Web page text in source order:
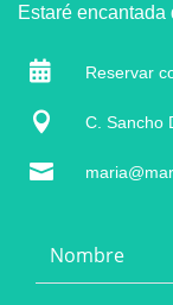
Estaré
 Reservar
 C. Sancho
